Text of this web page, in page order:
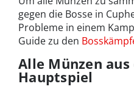
gegen die Bosse in
Probleme in einem
Guide zu den
Alle Münzen
Hauptspiel